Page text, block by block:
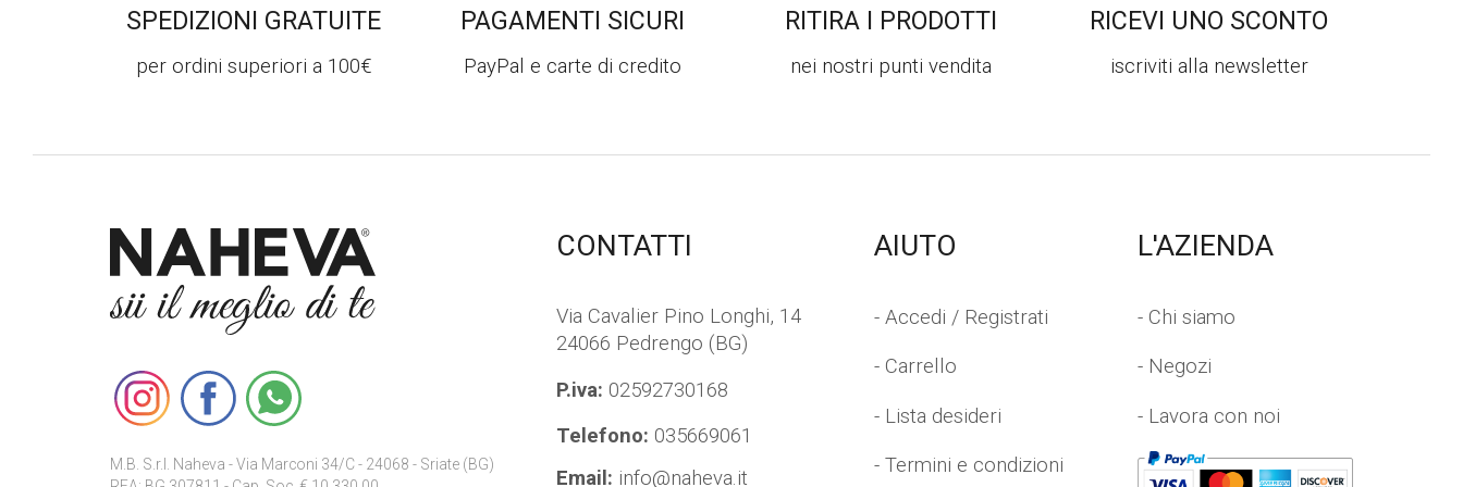
SPEDIZIONI GRATUITE
per ordini superiori a 100€
PAGAMENTI SICURI
PayPal e carte di credito
RITIRA I PRODOTTI
nei nostri punti vendita
RICEVI UNO SCONTO
iscriviti alla newsletter
M.B. S.r.l. Naheva - Via Marconi 34/C - 24068 - Sriate (BG)
CONTATTI
Via Cavalier Pino Longhi, 14
24066 Pedrengo (BG)
P.iva: 02592730168
Telefono: 035669061
Email: info@naheva.it
AIUTO
- Accedi / Registrati
- Carrello
- Lista desideri
- Termini e condizioni
L'AZIENDA
- Chi siamo
- Negozi
- Lavora con noi